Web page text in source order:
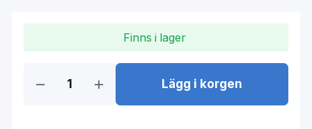
Finns i lager
Lägg i korgen